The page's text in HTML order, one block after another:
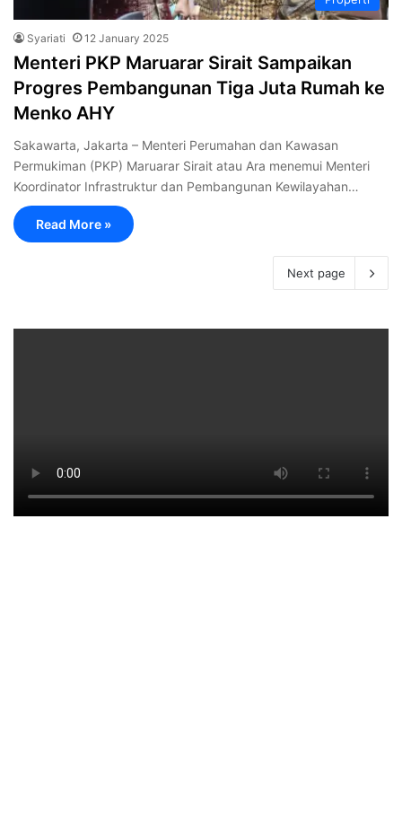
Syariati 12 January 2025
Menteri PKP Maruarar Sirait Sampaikan
Progres Pembangunan Tiga Juta Rumah ke
Menko AHY
Sakawarta, Jakarta – Menteri Perumahan dan Kawasan
Permukiman (PKP) Maruarar Sirait atau Ara menemui Menteri
Koordinator Infrastruktur dan Pembangunan Kewilayahan…
Read More »
Next page